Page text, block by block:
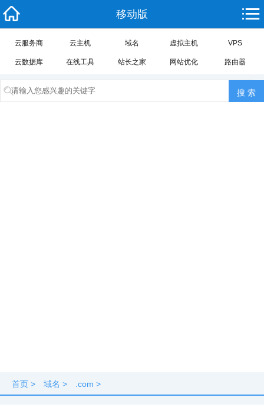
移动版
云服务商 云主机 域名 虚拟主机 VPS
云数据库 在线工具 站长之家 网站优化 路由器
首页 > 域名 > .com >